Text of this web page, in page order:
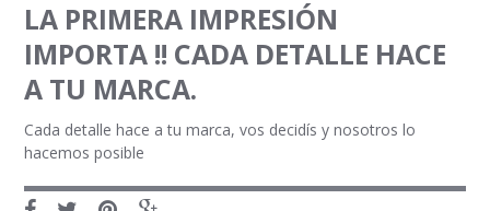
LA PRIMERA IMPRESIÓN
IMPORTA !! CADA DETALLE HACE
A TU MARCA.
Cada detalle hace a tu marca, vos decidís y nosotros lo
hacemos posible